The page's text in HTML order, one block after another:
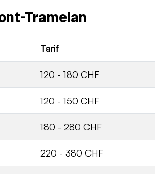
Tramelan
Tarif
120 - 180 CHF
120 - 150 CHF
180 - 280 CHF
220 - 380 CHF